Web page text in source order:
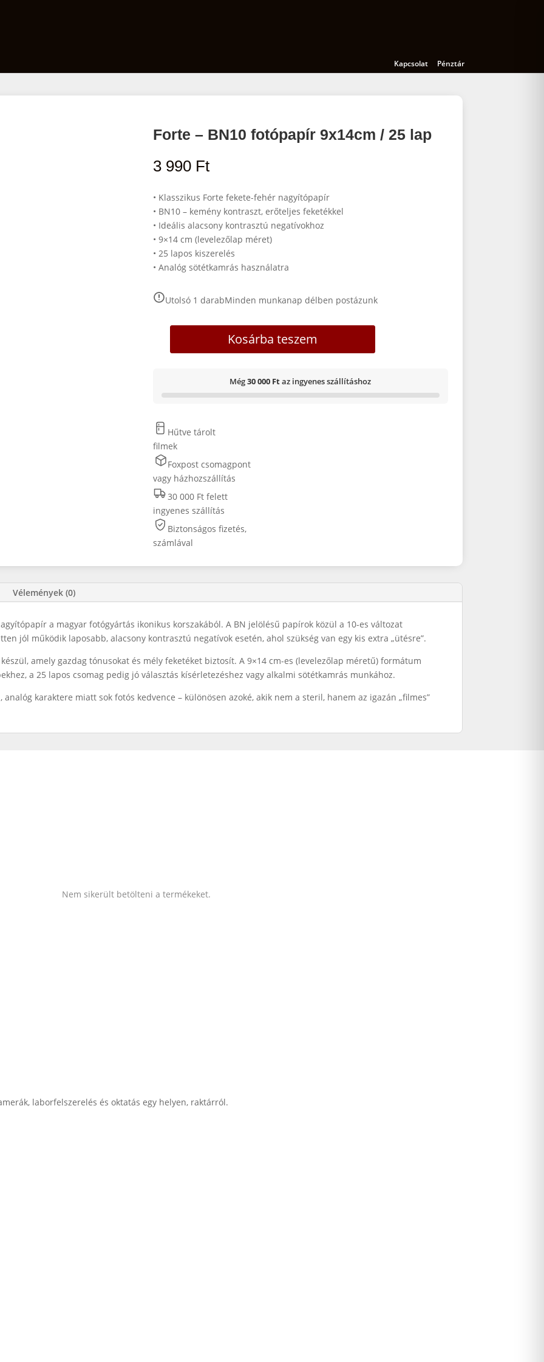
Kapcsolat Pénztár
Forte – BN10 fotópapír 9x14cm / 25 lap
3 990 Ft
• Klasszikus Forte fekete-fehér nagyítópapír
• BN10 – kemény kontraszt, erőteljes feketékkel
• Ideális alacsony kontrasztú negatívokhoz
• 9×14 cm (levelezőlap méret)
• 25 lapos kiszerelés
• Analóg sötétkamrás használatra
Utolsó 1 darabMinden munkanap délben postázunk
Kosárba teszem
Még30 000 Ftaz ingyenes szállításhoz
Hűtve tárolt
filmek
Foxpost csomagpont
vagy házhozszállítás
30 000 Ft felett
ingyenes szállítás
Biztonságos fizetés,
számlával
Vélemények (0)
a magyar fotógyártás ikonikus korszakából. A BN jelölésű papírok közül a 10-es változat
jól működik laposabb, alacsony kontrasztú negatívok esetén, ahol szükség van egy kis extra „ütésre”.
amely gazdag tónusokat és mély feketéket biztosít. A 9×14 cm-es (levelezőlap méretű) formátum
a 25 lapos csomag pedig jó választás kísérletezéshez vagy alkalmi sötétkamrás munkához.
karaktere miatt sok fotós kedvence – különösen azoké, akik nem a steril, hanem az igazán „filmes”
Nem sikerült betölteni a termékeket.
laborfelszerelés és oktatás egy helyen, raktárról.